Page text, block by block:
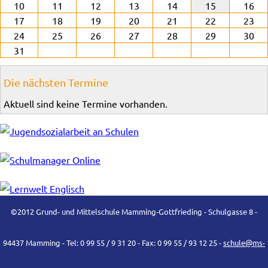
10
11 12 13 14 15
16
17
18 19 20 21 22
23
24
25 26 27 28 29
30
31
Die nächsten Termine
Aktuell sind keine Termine vorhanden.
©2012 Grund- und Mittelschule Mamming-Gottfrieding - Schulgasse 8 -
94437 Mamming - Tel: 0 99 55 / 9 31 20 - Fax: 0 99 55 / 93 12 25 -schule@ms-